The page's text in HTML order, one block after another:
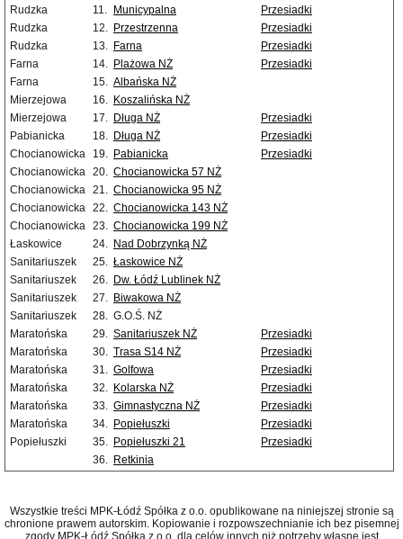
Rudzka
11. Municypalna
Przesiadki
Rudzka
12. Przestrzenna
Przesiadki
Rudzka
13. Farna
Przesiadki
Farna
14. Plażowa NŻ
Przesiadki
Farna
15. Albańska NŻ
Mierzejowa
16. Koszalińska NŻ
Mierzejowa
17. Długa NŻ
Przesiadki
Pabianicka
18. Długa NŻ
Przesiadki
Chocianowicka
19. Pabianicka
Przesiadki
Chocianowicka 20. Chocianowicka 57 NŻ
Chocianowicka 21. Chocianowicka 95 NŻ
Chocianowicka 22. Chocianowicka 143 NŻ
Chocianowicka 23. Chocianowicka 199 NŻ
Łaskowice
24. Nad Dobrzynką NŻ
Sanitariuszek
25. Łaskowice NŻ
Sanitariuszek
26. Dw. Łódź Lublinek NŻ
Sanitariuszek
27. Biwakowa NŻ
Sanitariuszek
28. G.O.Ś. NŻ
Maratońska
29. Sanitariuszek NŻ
Przesiadki
Maratońska
30. Trasa S14 NŻ
Przesiadki
Maratońska
31. Golfowa
Przesiadki
Maratońska
32. Kolarska NŻ
Przesiadki
Maratońska
33. Gimnastyczna NŻ
Przesiadki
Maratońska
34. Popiełuszki
Przesiadki
Popiełuszki
35. Popiełuszki 21
Przesiadki
36. Retkinia
Wszystkie treści MPK-Łódź Spółka z o.o. opublikowane na niniejszej stronie są
chronione prawem autorskim. Kopiowanie i rozpowszechnianie ich bez pisemnej
zgody MPK-Łódź Spółka z o.o. dla celów innych niż potrzeby własne jest